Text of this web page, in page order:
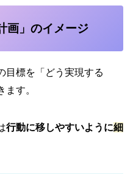
画」のイメージ
目標を「どう実現する
す。
行動に移しやすいように細